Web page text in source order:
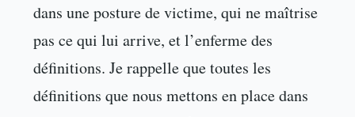
dans une posture de victime, qui ne maîtrise
pas ce qui lui arrive, et l’enferme des
définitions. Je rappelle que toutes les
définitions que nous mettons en place dans